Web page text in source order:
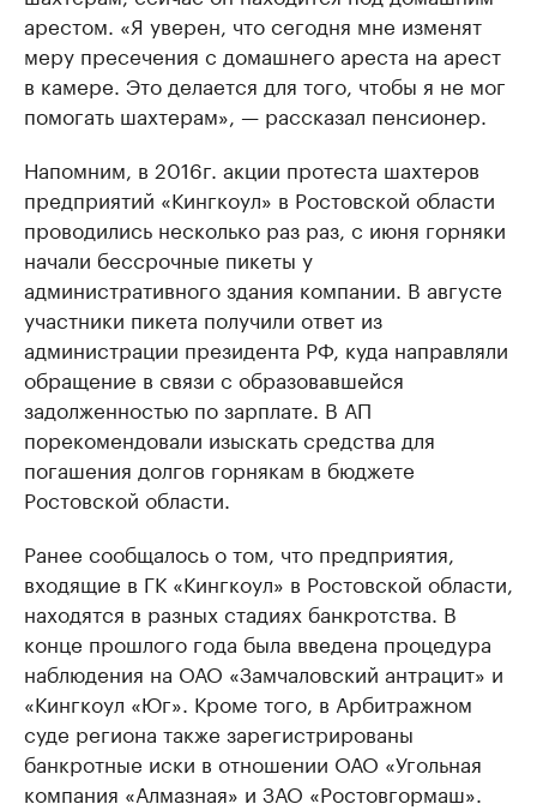
арестом. «Я уверен, что сегодня мне изменят
меру пресечения с домашнего ареста на арест
в камере. Это делается для того, чтобы я не мог
помогать шахтерам», — рассказал пенсионер.
Напомним, в 2016г. акции протеста шахтеров
предприятий «Кингкоул» в Ростовской области
проводились несколько раз раз, с июня горняки
начали бессрочные пикеты у
административного здания компании. В августе
участники пикета получили ответ из
администрации президента РФ, куда направляли
обращение в связи с образовавшейся
задолженностью по зарплате. В АП
порекомендовали изыскать средства для
погашения долгов горнякам в бюджете
Ростовской области.
Ранее сообщалось о том, что предприятия,
входящие в ГК «Кингкоул» в Ростовской области,
находятся в разных стадиях банкротства. В
конце прошлого года была введена процедура
наблюдения на ОАО «Замчаловский антрацит» и
«Кингкоул «Юг». Кроме того, в Арбитражном
суде региона также зарегистрированы
банкротные иски в отношении ОАО «Угольная
компания «Алмазная» и ЗАО «Ростовгормаш».